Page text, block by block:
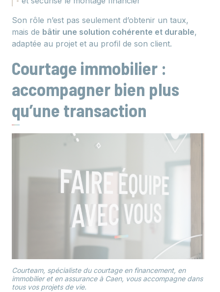
Son rôle n’est pas seulement d’obtenir un taux,
mais de bâtir une solution cohérente et durable,
adaptée au projet et au profil de son client.
Courtage immobilier :
accompagner bien plus
qu’une transaction
Courteam, spécialiste du courtage en financement, en
immobilier et en assurance à Caen, vous accompagne dans
tous vos projets de vie.